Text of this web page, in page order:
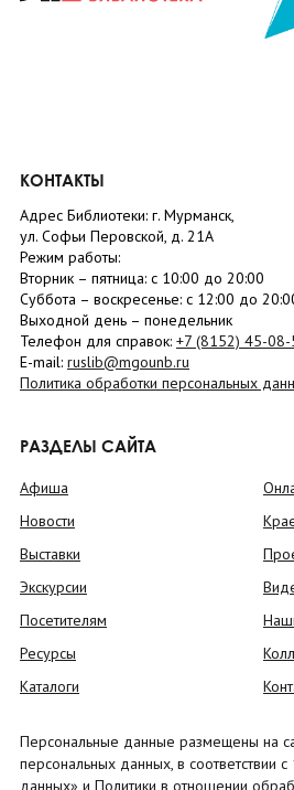
КОНТАКТЫ
Адрес Библиотеки: г. Мурманск,
ул. Софьи Перовской, д. 21А
Режим работы:
Вторник – пятница: с 10:00 до 20:00
Суббота – воскресенье: c 12:00 до
Выходной день – понедельник
Телефон для справок: +7 (8152) 45-08-
E-mail: ruslib@mgounb.ru
Политика обработки персональных
РАЗДЕЛЫ САЙТА
Афиша
Новости
Выставки
Экскурсии
Посетителям
Ресурсы
Каталоги
Персональные данные размещены на
персональных данных, в соответствии
данных» и Политики в отношении